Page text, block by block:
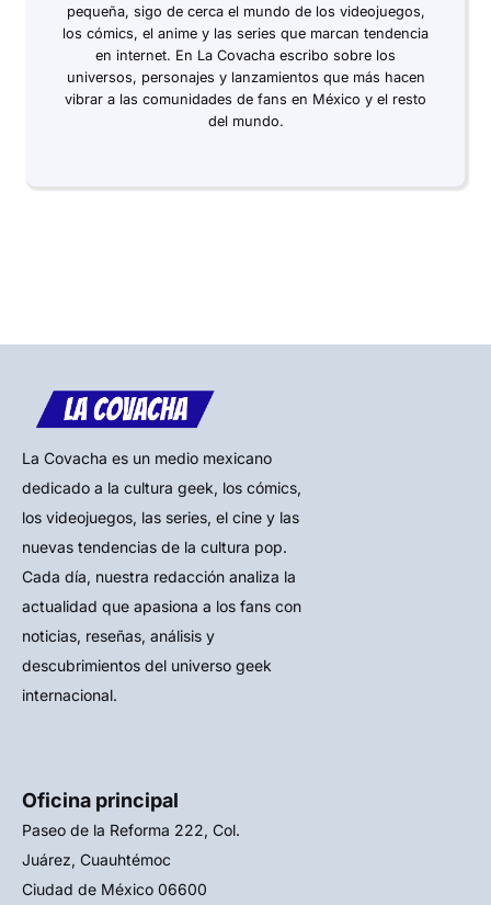
pequeña, sigo de cerca el mundo de los videojuegos,
los cómics, el anime y las series que marcan tendencia
en internet. En La Covacha escribo sobre los
universos, personajes y lanzamientos que más hacen
vibrar a las comunidades de fans en México y el resto
del mundo.
La Covacha es un medio mexicano
dedicado a la cultura geek, los cómics,
los videojuegos, las series, el cine y las
nuevas tendencias de la cultura pop.
Cada día, nuestra redacción analiza la
actualidad que apasiona a los fans con
noticias, reseñas, análisis y
descubrimientos del universo geek
internacional.
Oficina principal
Paseo de la Reforma 222, Col.
Juárez, Cuauhtémoc
Ciudad de México 06600